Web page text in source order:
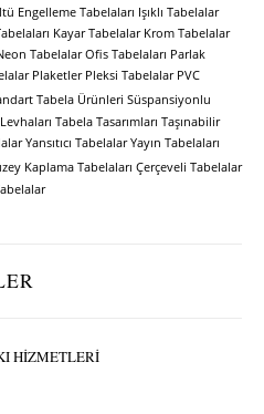
Engelleme Tabelaları Işıklı Tabelalar
Kayar Tabelalar Krom Tabelalar
Tabelalar Ofis Tabelaları Parlak
Plaketler Pleksi Tabelalar PVC
Tabela Ürünleri Süspansiyonlu
Tabela Tasarımları Taşınabilir
Yansıtıcı Tabelalar Yayın Tabelaları
Kaplama Tabelaları Çerçeveli Tabelalar
HİZMETLERİ